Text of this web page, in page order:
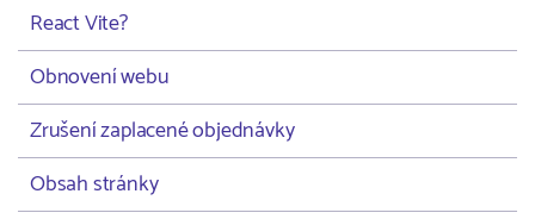
React Vite?
Obnovení webu
Zrušení zaplacené objednávky
Obsah stránky